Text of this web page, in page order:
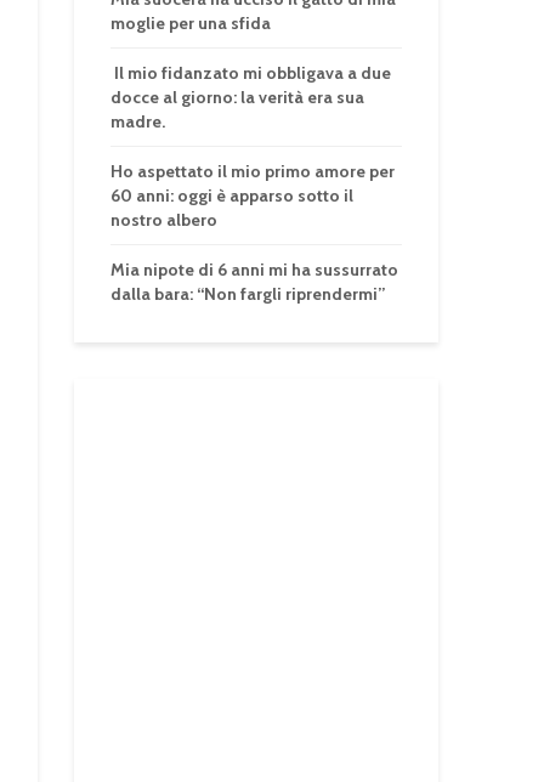
moglie per una sfida
Il mio fidanzato mi obbligava a due
docce al giorno: la verità era sua
madre.
Ho aspettato il mio primo amore per
60 anni: oggi è apparso sotto il
nostro albero
Mia nipote di 6 anni mi ha sussurrato
dalla bara: “Non fargli riprendermi”